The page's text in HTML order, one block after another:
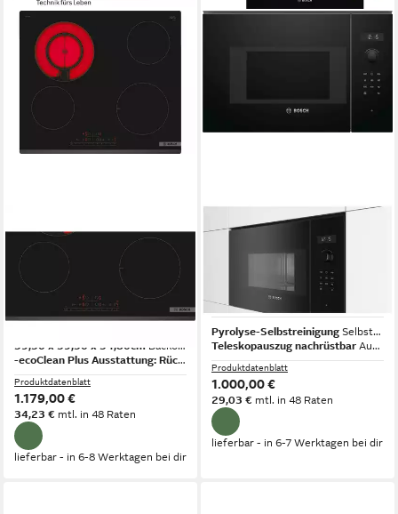
Elektro-Herd-Set Bosch Herd-
Set Autark Backofen Serie 8
Teleskop + Kochfeld
Glaskeramik
59,50 x 59,50 x 54,80cm Backofen (B/H/T)
-ecoClean Plus Ausstattung: Rückwand
Selbstreinigung
Produktdatenblatt
1.179,00 €
34,23 € mtl. in 48 Raten
lieferbar - in 6-8 Werktagen bei dir
BOSCH
Backofen-Set Backofen
Pyrolyse mit Mikrowelle
Einbau Set -Autark, Schwarz,
Neu
Pyrolyse-Selbstreinigung Selbstreinigung
Teleskopauszug nachrüstbar Auszugssystem
Produktdatenblatt
1.000,00 €
29,03 € mtl. in 48 Raten
lieferbar - in 6-7 Werktagen bei dir